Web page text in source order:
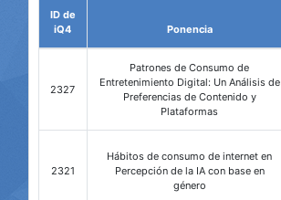
ID de
iQ4
Ponencia
2327
Patrones de Consumo de
Entretenimiento Digital: Un Análisis de
Preferencias de Contenido y
Plataformas
2321
Hábitos de consumo de internet en
Percepción de la IA con base en
género